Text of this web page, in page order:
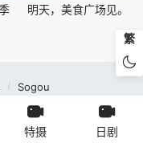
明天，美食广场见。
繁
Sogou
动漫网站所有内容均来
供资源上传、存储服务。
特摄 日剧